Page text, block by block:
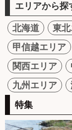
エリアから探
北海道 東
甲信越エリア
関西エリア
九州エリア
特集